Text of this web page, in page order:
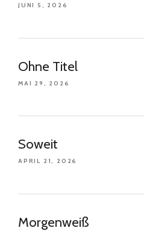
JUNI 5, 2026
Ohne Titel
MAI 29, 2026
Soweit
APRIL 21, 2026
Morgenweiß